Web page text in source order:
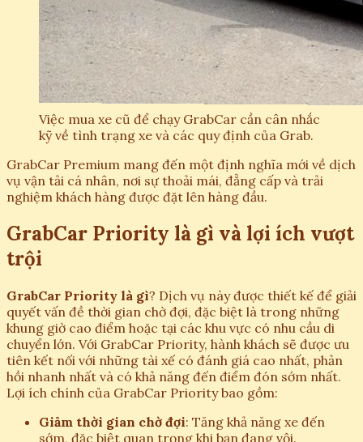
Việc mua xe cũ để chạy GrabCar cần cân nhắc
kỹ về tình trạng xe và các quy định của Grab.
GrabCar Premium mang đến một định nghĩa mới về dịch
vụ vận tải cá nhân, nơi sự thoải mái, đẳng cấp và trải
nghiệm khách hàng được đặt lên hàng đầu.
GrabCar Priority là gì và lợi ích vượt
trội
GrabCar Priority là gì? Dịch vụ này được thiết kế để giải
quyết vấn đề thời gian chờ đợi, đặc biệt là trong những
khung giờ cao điểm hoặc tại các khu vực có nhu cầu di
chuyển lớn. Với GrabCar Priority, hành khách sẽ được ưu
tiên kết nối với những tài xế có đánh giá cao nhất, phản
hồi nhanh nhất và có khả năng đến điểm đón sớm nhất.
Lợi ích chính của GrabCar Priority bao gồm:
Giảm thời gian chờ đợi: Tăng khả năng xe đến
sớm, đặc biệt quan trọng khi bạn đang vội.